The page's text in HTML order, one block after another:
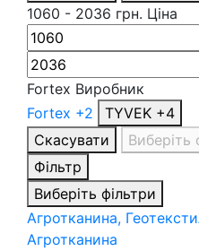
1060 - 2036 грн. Ціна
Fortex Виробник
Fortex +2 TYVEK +4
Скасувати
Виберіть
Фільтр
Виберіть фільтри
Агротканина,
Агротканина